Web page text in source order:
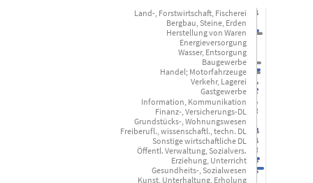
View as data table, Beschäftigte nach Geschlecht und
The chart has 1 X axis displaying categories.
The chart has 1 Y axis displaying Personen. Data ranges from 29
Land-, Forstwirtschaft, Fischerei
Bergbau, Steine, Erden
Herstellung von Waren
Energieversorgung
Wasser, Entsorgung
Baugewerbe
Handel; Motorfahrzeuge
Verkehr, Lagerei
Gastgewerbe
Information, Kommunikation
Finanz-, Versicherungs-DL
Grundstücks-, Wohnungswesen
Freiberufl., wissenschaftl., techn. DL
Sonstige wirtschaftliche DL
Öffentl. Verwaltung, Sozialvers.
Erziehung, Unterricht
Gesundheits-, Sozialwesen
Kunst, Unterhaltung, Erholung